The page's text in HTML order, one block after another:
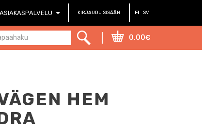
ASIAKASPALVELU KIRJAUDU SISÄÄN FI SV
0,00€
HEM